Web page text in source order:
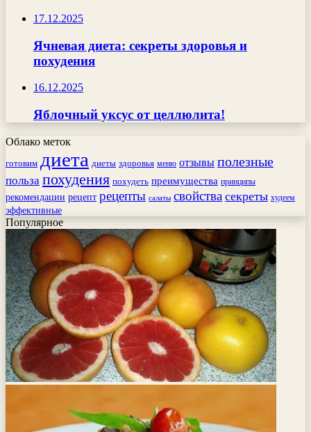
17.12.2025
Ячневая диета: секреты здоровья и
похудения
16.12.2025
Яблочный уксус от целлюлита!
Облако меток
готовим диета диеты здоровья меню отзывы полезные
польза похудения похудеть преимущества принципы
рекомендации рецепт рецепты салаты свойства секреты худеем
эффективные
Популярное